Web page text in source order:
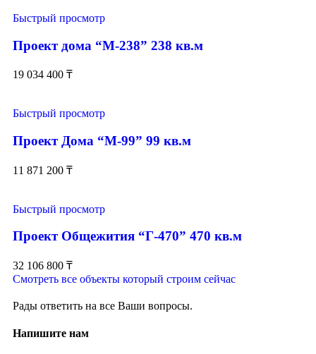
Быстрый просмотр
Проект дома “М-238” 238 кв.м
19 034 400 ₸
Быстрый просмотр
Проект Дома “М-99” 99 кв.м
11 871 200 ₸
Быстрый просмотр
Проект Общежития “Г-470” 470 кв.м
32 106 800 ₸
Смотреть все объекты который строим сейчас
Рады ответить на все Ваши вопросы.
Напишите нам